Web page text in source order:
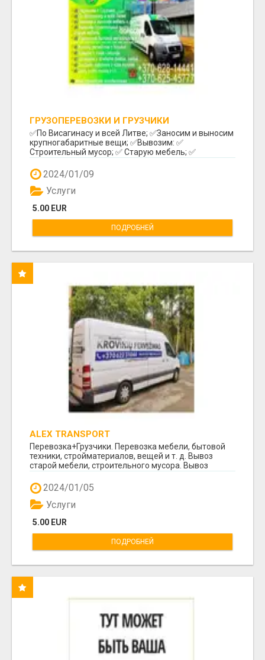
ГРУЗОПЕРЕВОЗКИ И ГРУЗЧИКИ
✅️По Висагинасу и всей Литве; ✅️Заносим и выносим
крупногабаритные вещи; ✅️Вывозим: ✅️
Строительный мусор; ✅️ Старую мебель; ✅️
2024/01/09
5.00 EUR
Услуги
ПОДРОБНЕЙ
ALEX TRANSPORT
Перевозка+Грузчики. Перевозка мебели, бытовой
техники, стройматериалов, вещей и т. д. Вывоз
старой мебели, строительного мусора. Вывоз
2024/01/05
5.00 EUR
Услуги
ПОДРОБНЕЙ